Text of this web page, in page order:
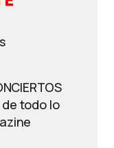
de todo lo